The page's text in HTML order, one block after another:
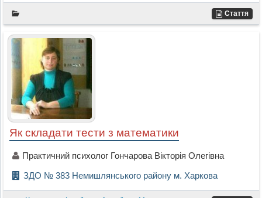
Стаття
Як складати тести з математики
Практичний психолог Гончарова Вікторія Олегівна
ЗДО № 383 Немишлянського району м. Харкова